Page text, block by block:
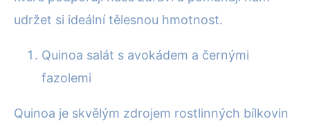
udržet si ideální tělesnou hmotnost.
Quinoa salát s avokádem a černými
fazolemi
Quinoa je skvělým zdrojem rostlinných bílkovin